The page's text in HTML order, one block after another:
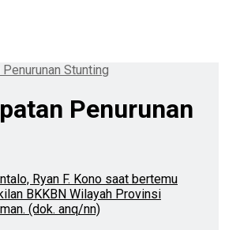
Stunting
Penurunan